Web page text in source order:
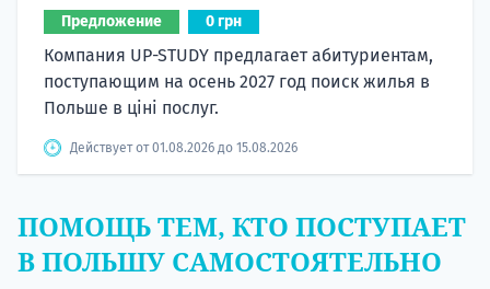
Предложение 0 грн
Компания UP-STUDY предлагает абитуриентам,
поступающим на осень 2027 год поиск жилья в
Польше в ціні послуг.
Действует от 01.08.2026 до 15.08.2026
ПОМОЩЬ ТЕМ, КТО ПОСТУПАЕТ
В ПОЛЬШУ САМОСТОЯТЕЛЬНО